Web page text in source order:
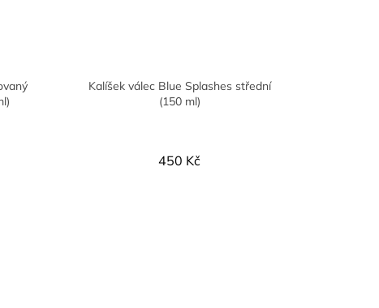
Kalíšek válec Blue Splashes střední
(150 ml)
450 Kč